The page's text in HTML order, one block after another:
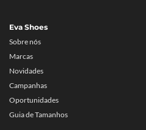
Eva Shoes
Sobre nós
Marcas
Novidades
Campanhas
Oportunidades
Guia de Tamanhos